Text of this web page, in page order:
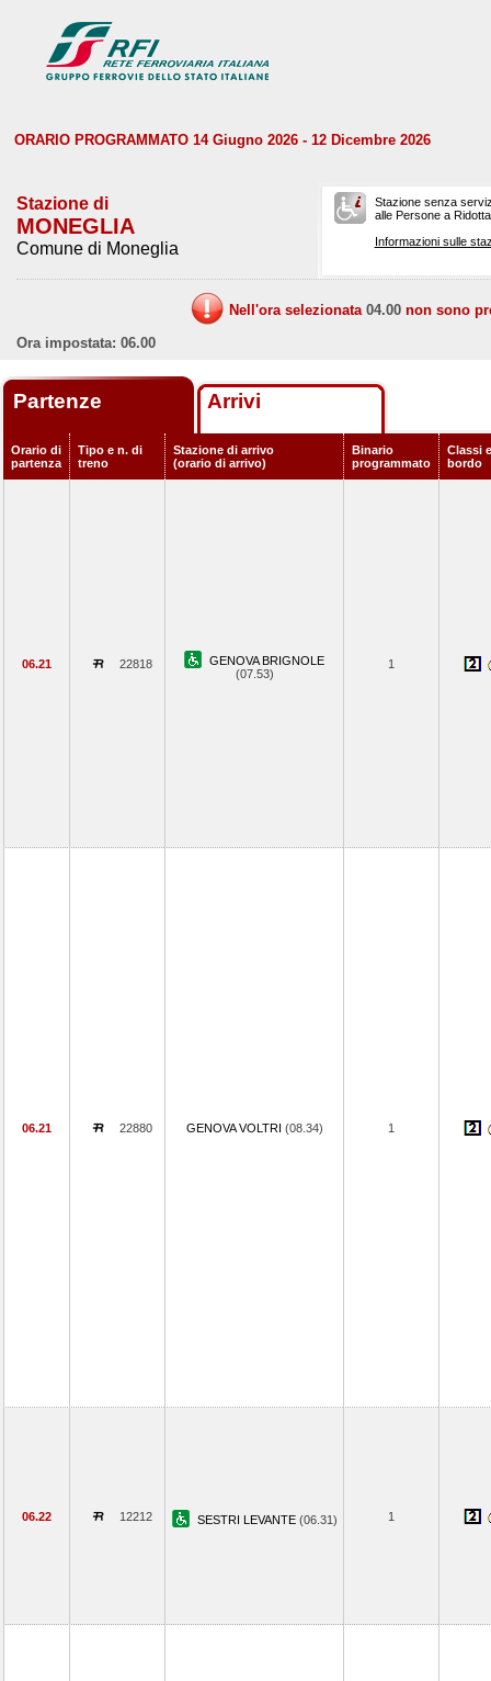
ORARIO PROGRAMMATO 14 Giugno 2026 - 12 Dicembre 2026
Stazione di
MONEGLIA
Comune di Moneglia
Stazione senza
alle Persone a
Informazioni sulle
Nell'ora selezionata 04.00 non sono
Ora impostata: 06.00
Partenze Arrivi
Orario di
partenza
Tipo e n. di
treno
Stazione di arrivo
(orario di arrivo)
Binario
programmato
Classi
bordo
06.21 22818
GENOVA BRIGNOLE
(07.53)
1
06.21 22880 GENOVA VOLTRI (08.34) 1
06.22 12212 SESTRI LEVANTE (06.31) 1